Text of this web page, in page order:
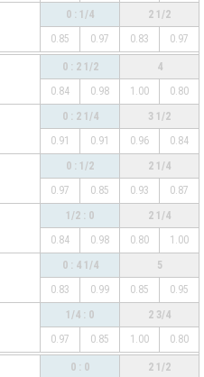
0 : 1/4
2 1/2
0.85
0.97 0.83 0.97
x
0 : 2 1/2
4
0.84
0.98 1.00 0.80
0 : 2 1/4
3 1/2
0.91
0.91 0.96 0.84
0 : 1/2
2 1/4
0.97
0.85 0.93 0.87
1/2 : 0
2 1/4
0.84
0.98 0.80 1.00
0 : 4 1/4
5
0.83
0.99 0.85 0.95
1/4 : 0
2 3/4
0.97
0.85 1.00 0.80
x
0 : 0
2 1/2